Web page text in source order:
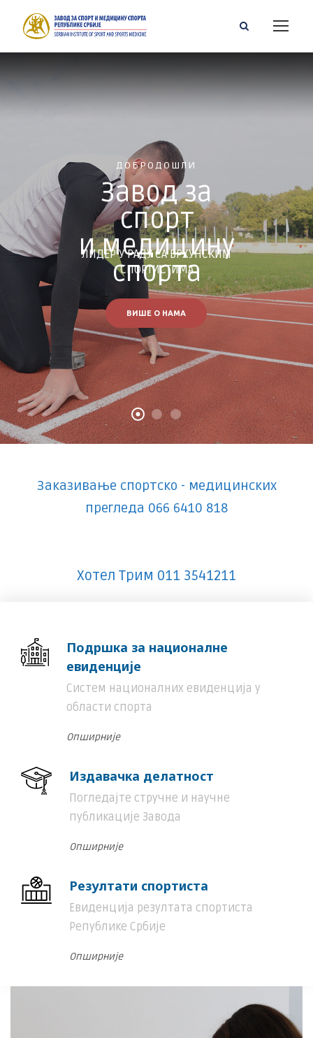
Заказивање спортско - медицинских
прегледа 066 6410 818
Хотел Трим 011 3541211
Подршка за националне
евиденције
Систем националних евиденција у
области спорта
Опширније
Издавачка делатност
Погледајте стручне и научне
публикације Завода
Опширније
Резултати спортиста
Евиденција резултата спортиста
Републике Србије
Опширније